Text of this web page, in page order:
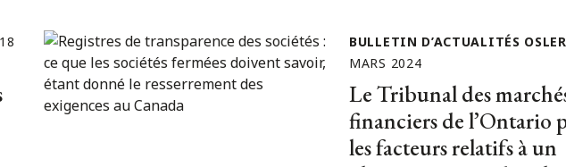
18
BULLETIN D’ACTUALITÉS OSLER
MARS 2024
Le Tribunal des
financiers de l’Ontario
les facteurs relatifs à un